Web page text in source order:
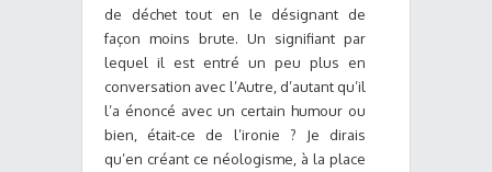
de déchet tout en le désignant de
façon moins brute. Un signifiant par
lequel il est entré un peu plus en
conversation avec l’Autre, d’autant qu’il
l’a énoncé avec un certain humour ou
bien, était-ce de l’ironie ? Je dirais
qu’en créant ce néologisme, à la place